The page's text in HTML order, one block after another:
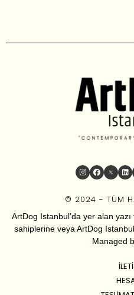
© 2024 - TÜM
ArtDog Istanbul’da yer alan
sahiplerine veya ArtDog
Managed